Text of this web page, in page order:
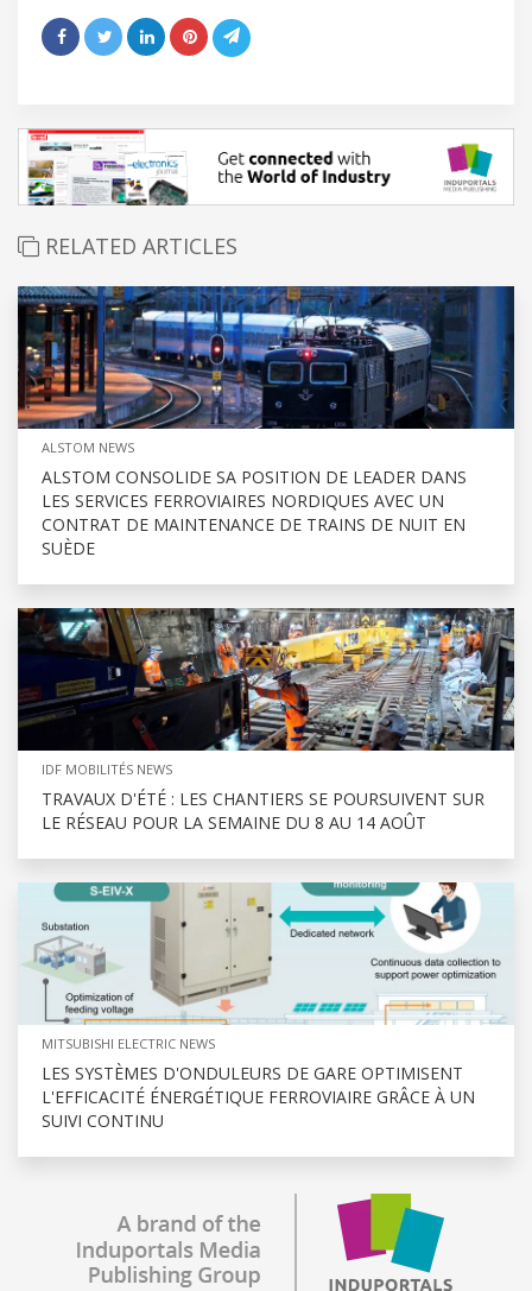
RELATED ARTICLES
ALSTOM NEWS
ALSTOM CONSOLIDE SA POSITION DE LEADER DANS
LES SERVICES FERROVIAIRES NORDIQUES AVEC UN
CONTRAT DE MAINTENANCE DE TRAINS DE NUIT EN
SUÈDE
IDF MOBILITÉS NEWS
TRAVAUX D'ÉTÉ : LES CHANTIERS SE POURSUIVENT SUR
LE RÉSEAU POUR LA SEMAINE DU 8 AU 14 AOÛT
MITSUBISHI ELECTRIC NEWS
LES SYSTÈMES D'ONDULEURS DE GARE OPTIMISENT
L'EFFICACITÉ ÉNERGÉTIQUE FERROVIAIRE GRÂCE À UN
SUIVI CONTINU